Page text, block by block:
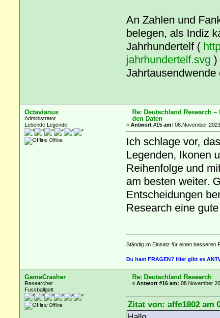
An Zahlen und
belegen, als Indiz
Jahrhundertelf (
jahrhundertelf.svg )
Octavianus
Administrator
Lebende Legende
Offline
Re: Deutschland Research –
den Daten
« Antwort #15 am: 08.November
Ich schlage vor,
Legenden, Ikonen
Reihenfolge und
am besten weiter.
Entscheidungen
Research eine
Ständig im Einsatz für einen besseren
Du hast FRAGEN? Hier gibt es
GameCrasher
Researcher
Fussballgott
Offline
Re: Deutschland Research
«Antwort #16 am: 08.November
Zitat von: affe1802 am